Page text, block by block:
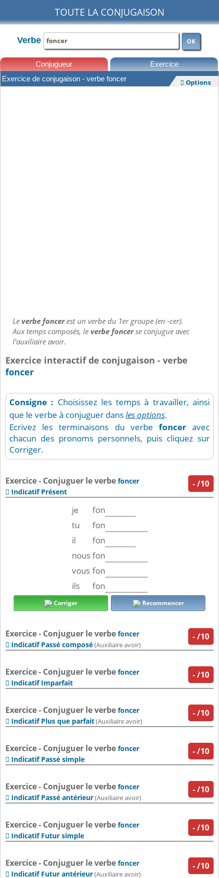
TOUTE LA CONJUGAISON
Verbe OK
Conjugueur Exercice
Exercice de conjugaison - verbe foncer  Options
Leverbe foncerest un verbe du 1er groupe (en -cer).
Aux temps composés, leverbe foncerse conjugue avec
l'auxiliaire avoir.
Exercice interactif de conjugaison - verbe
foncer
Consigne : Choisissez les temps à travailler, ainsi
que le verbe à conjuguer dansles options.
Ecrivez les terminaisons du verbe fonceravec
chacun des pronoms personnels, puis cliquez sur
Corriger.
-/10
Exercice - Conjuguer le verbe foncer
 Indicatif Présent
je
fon
tu
fon
il
fon
nousfon
vous fon
ils
fon
Corriger Recommencer
-/10
Exercice - Conjuguer le verbe foncer
 Indicatif Passé composé(Auxiliaire avoir)
-/10
Exercice - Conjuguer le verbe foncer
 Indicatif Imparfait
-/10
Exercice - Conjuguer le verbe foncer
 Indicatif Plus que parfait(Auxiliaire avoir)
-/10
Exercice - Conjuguer le verbe foncer
 Indicatif Passé simple
-/10
Exercice - Conjuguer le verbe foncer
 Indicatif Passé antérieur(Auxiliaire avoir)
-/10
Exercice - Conjuguer le verbe foncer
 Indicatif Futur simple
-/10
Exercice - Conjuguer le verbe foncer
 Indicatif Futur antérieur(Auxiliaire avoir)